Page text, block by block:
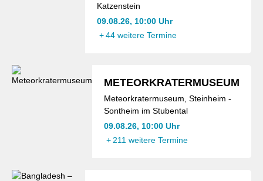
Katzenstein
09.08.26, 10:00 Uhr
+ 44 weitere Termine
METEORKRATERMUSEUM
Meteorkratermuseum, Steinheim -
Sontheim im Stubental
09.08.26, 10:00 Uhr
+ 211 weitere Termine